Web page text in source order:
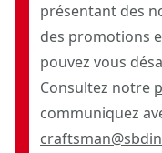
présentant des
des promotions
pouvez vous
Consultez notre
communiquez